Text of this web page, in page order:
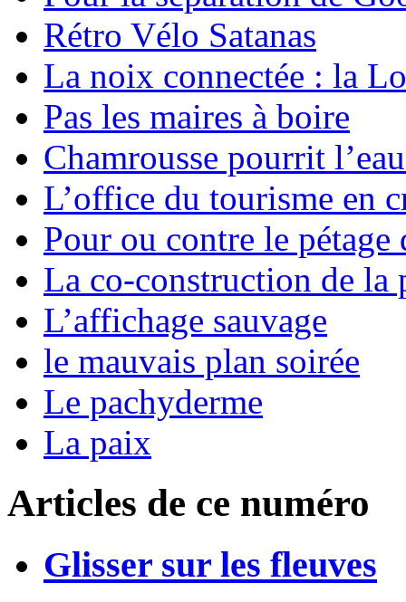
Rétro Vélo Satanas
La noix connectée : la
Pas les maires à boire
Chamrousse pourrit
L’office du tourisme en
Pour ou contre le pétage
La co-construction de la
L’affichage sauvage
le mauvais plan soirée
Le pachyderme
La paix
Articles de ce numéro
Glisser sur les fleuves